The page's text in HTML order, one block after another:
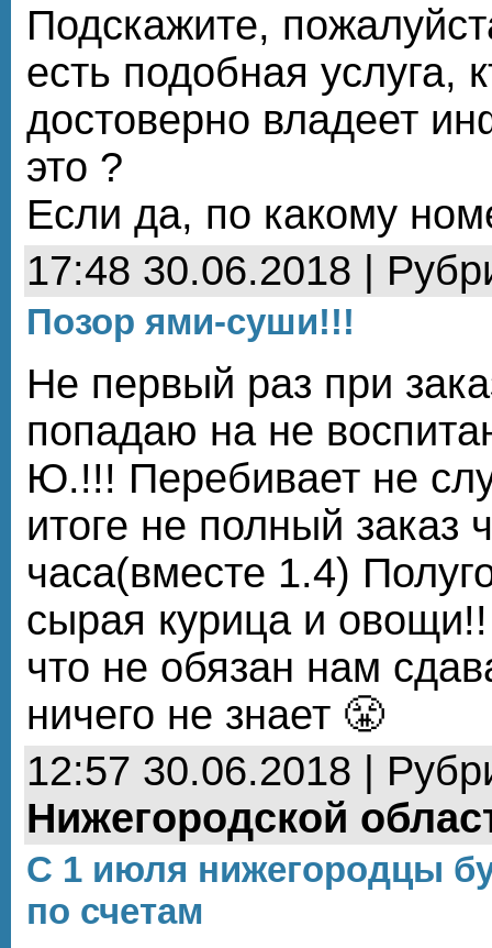
Подскажите,
есть подобная услуга,
достоверно владеет
это ?
Если да, по какому
17:48 30.06.2018 |
Позор ями-суши!!!
Не первый раз при
попадаю на не
Ю.!!! Перебивает не
итоге не полный заказ
часа(вместе 1.4)
сырая курица и
что не обязан нам
ничего не знает 😤
12:57 30.06.2018 |
Нижегородской
С 1 июля нижегородцы
по счетам